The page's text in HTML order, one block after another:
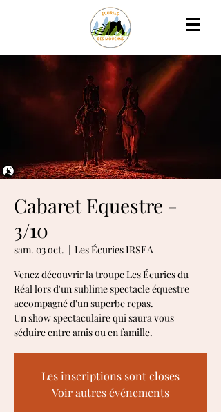
Cabaret Equestre -
3/10
sam. 03 oct.
  |
Les Écuries IRSEA
Venez découvrir la troupe Les Écuries du
Réal lors d'un sublime spectacle équestre
accompagné d'un superbe repas.
Un show spectaculaire qui saura vous
séduire entre amis ou en famille.
Les inscriptions sont closes
Voir autres événements